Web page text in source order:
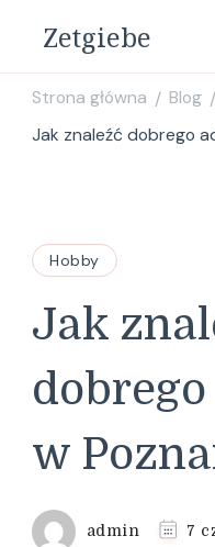
Zetgiebe
Strona główna / Blog /
Jak znaleźć dobrego
Hobby
Jak
w
admin 7